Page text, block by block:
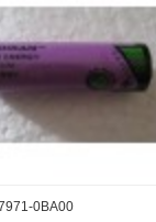
5 6GK7342-5DA02-
0BA00